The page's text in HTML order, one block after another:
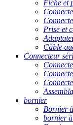
Fiche et
Prise et
Câble
Connecteur
bornier
Bornier
bornier